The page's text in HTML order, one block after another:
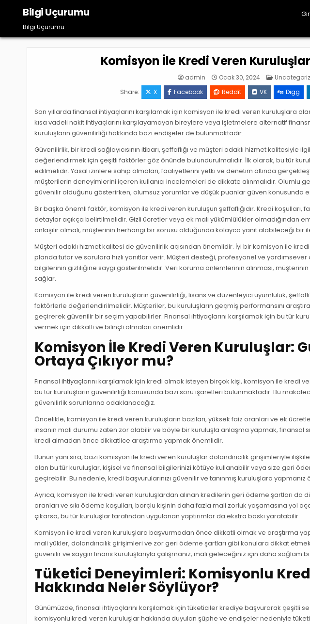
content
Bilgi Uçurumu
Bilgi Uçurumu
Komisyon İle Kredi Veren
admin Ocak 30, 2024 Posted
Share:
X Facebook Reddit VK Digg
Son yıllarda finansal ihtiyaçlarını karşılamak için komisyon ile kredi veren kuruluşlara
kısa vadeli nakit ihtiyaçlarını karşılayamayan bireylere veya işletmelere alternatif
kuruluşların güvenilirliği hakkında bazı endişeler de bulunmaktadır.
Güvenilirlik, bir kredi sağlayıcısının itibarı, şeffaflığı ve müşteri odaklı hizmet kalitesiyle
değerlendirmek için çeşitli faktörler göz önünde bulundurulmalıdır. İlk olarak, bu tür
edilmelidir. Yasal izinlere sahip olmaları, faaliyetlerini yetki ve denetim altında
müşterilerin deneyimlerini içeren kullanıcı incelemeleri de dikkate alınmalıdır. Olumlu
güvenilir olduğunu gösterirken, olumsuz yorumlar ve düşük puanlar güven konusunda
Bir başka önemli faktör, komisyon ile kredi veren kuruluşun şeffaflığıdır. Kredi koşulları,
detaylar açıkça belirtilmelidir. Gizli ücretler veya ek mali yükümlülükler olmadığından
anlaşılır olmalı, müşterinin herhangi bir sorusu olduğunda kolayca yanıt alabileceği bir
Müşteri odaklı hizmet kalitesi de güvenilirlik açısından önemlidir. İyi bir komisyon ile
planda tutar ve sorulara hızlı yanıtlar verir. Müşteri desteği, profesyonel ve yardımsever
bilgilerinin gizliliğine saygı gösterilmelidir. Veri koruma önlemlerinin alınması,
sağlar.
Komisyon ile kredi veren kuruluşların güvenilirliği, lisans ve düzenleyici uyumluluk,
faktörlerle değerlendirilmelidir. Müşteriler, bu kuruluşların geçmiş performansını
geçirerek güvenilir bir seçim yapabilirler. Finansal ihtiyaçlarını karşılamak için bu tür
vermek için dikkatli ve bilinçli olmaları önemlidir.
Komisyon İle Kredi Veren Kuruluşlar:
Ortaya Çıkıyor mu?
Finansal ihtiyaçlarını karşılamak için kredi almak isteyen birçok kişi, komisyon ile kredi
bu tür kuruluşların güvenilirliği konusunda bazı soru işaretleri bulunmaktadır. Bu
güvenilirlik sorunlarına odaklanacağız.
Öncelikle, komisyon ile kredi veren kuruluşların bazıları, yüksek faiz oranları ve ek
insanın mali durumu zaten zor olabilir ve böyle bir kuruluşla anlaşma yapmak, finansal
kredi almadan önce dikkatlice araştırma yapmak önemlidir.
Bunun yanı sıra, bazı komisyon ile kredi veren kuruluşlar dolandırıcılık girişimleriyle
olan bu tür kuruluşlar, kişisel ve finansal bilgilerinizi kötüye kullanabilir veya size geri
geçirebilir. Bu nedenle, kredi başvurularınızı güvenilir ve tanınmış kuruluşlara yapmanız
Ayrıca, komisyon ile kredi veren kuruluşlardan alınan kredilerin geri ödeme şartları da
oranları ve sıkı ödeme koşulları, borçlu kişinin daha fazla mali zorluk yaşamasına yol
çıkarsa, bu tür kuruluşlar tarafından uygulanan yaptırımlar da ekstra baskı yaratabilir.
Komisyon ile kredi veren kuruluşlara başvurmadan önce dikkatli olmak ve araştırma
mali yükler, dolandırıcılık girişimleri ve zor geri ödeme şartları gibi konulara dikkat
güvenilir ve saygın finans kuruluşlarıyla çalışmanız, mali geleceğiniz için daha sağlam
Tüketici Deneyimleri: Komisyonlu
Hakkında Neler Söylüyor?
Günümüzde, finansal ihtiyaçlarını karşılamak için tüketiciler krediye başvurarak çeşitli
komisyonlu kredi veren kuruluşlar hakkında duyulan şüphe ve endişeler nedeniyle